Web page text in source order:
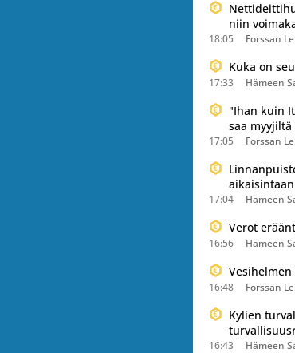
niin
18:05 Forssan
Kuka on
17:33 Hämeen
"Ihan kuin
saa
17:05 Forssan
17:04 Hämeen
Verot
16:56 Hämeen
16:48 Forssan
Kylien
16:43 Hämeen